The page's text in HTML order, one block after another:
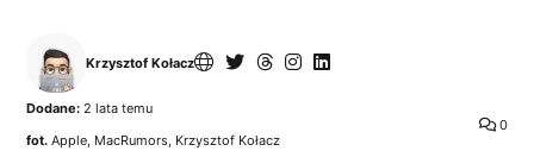
Krzysztof Kołacz
0
Dodane: 2 lata temu
fot. Apple, MacRumors, Krzysztof Kołacz